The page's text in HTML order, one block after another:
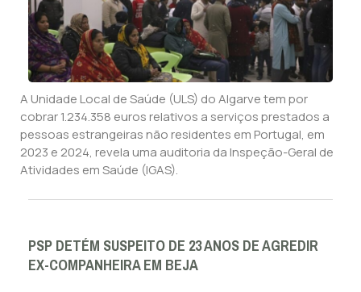
A Unidade Local de Saúde (ULS) do Algarve tem por
cobrar 1.234.358 euros relativos a serviços prestados a
pessoas estrangeiras não residentes em Portugal, em
2023 e 2024, revela uma auditoria da Inspeção-Geral de
Atividades em Saúde (IGAS).
PSP DETÉM SUSPEITO DE 23 ANOS DE AGREDIR
EX-COMPANHEIRA EM BEJA